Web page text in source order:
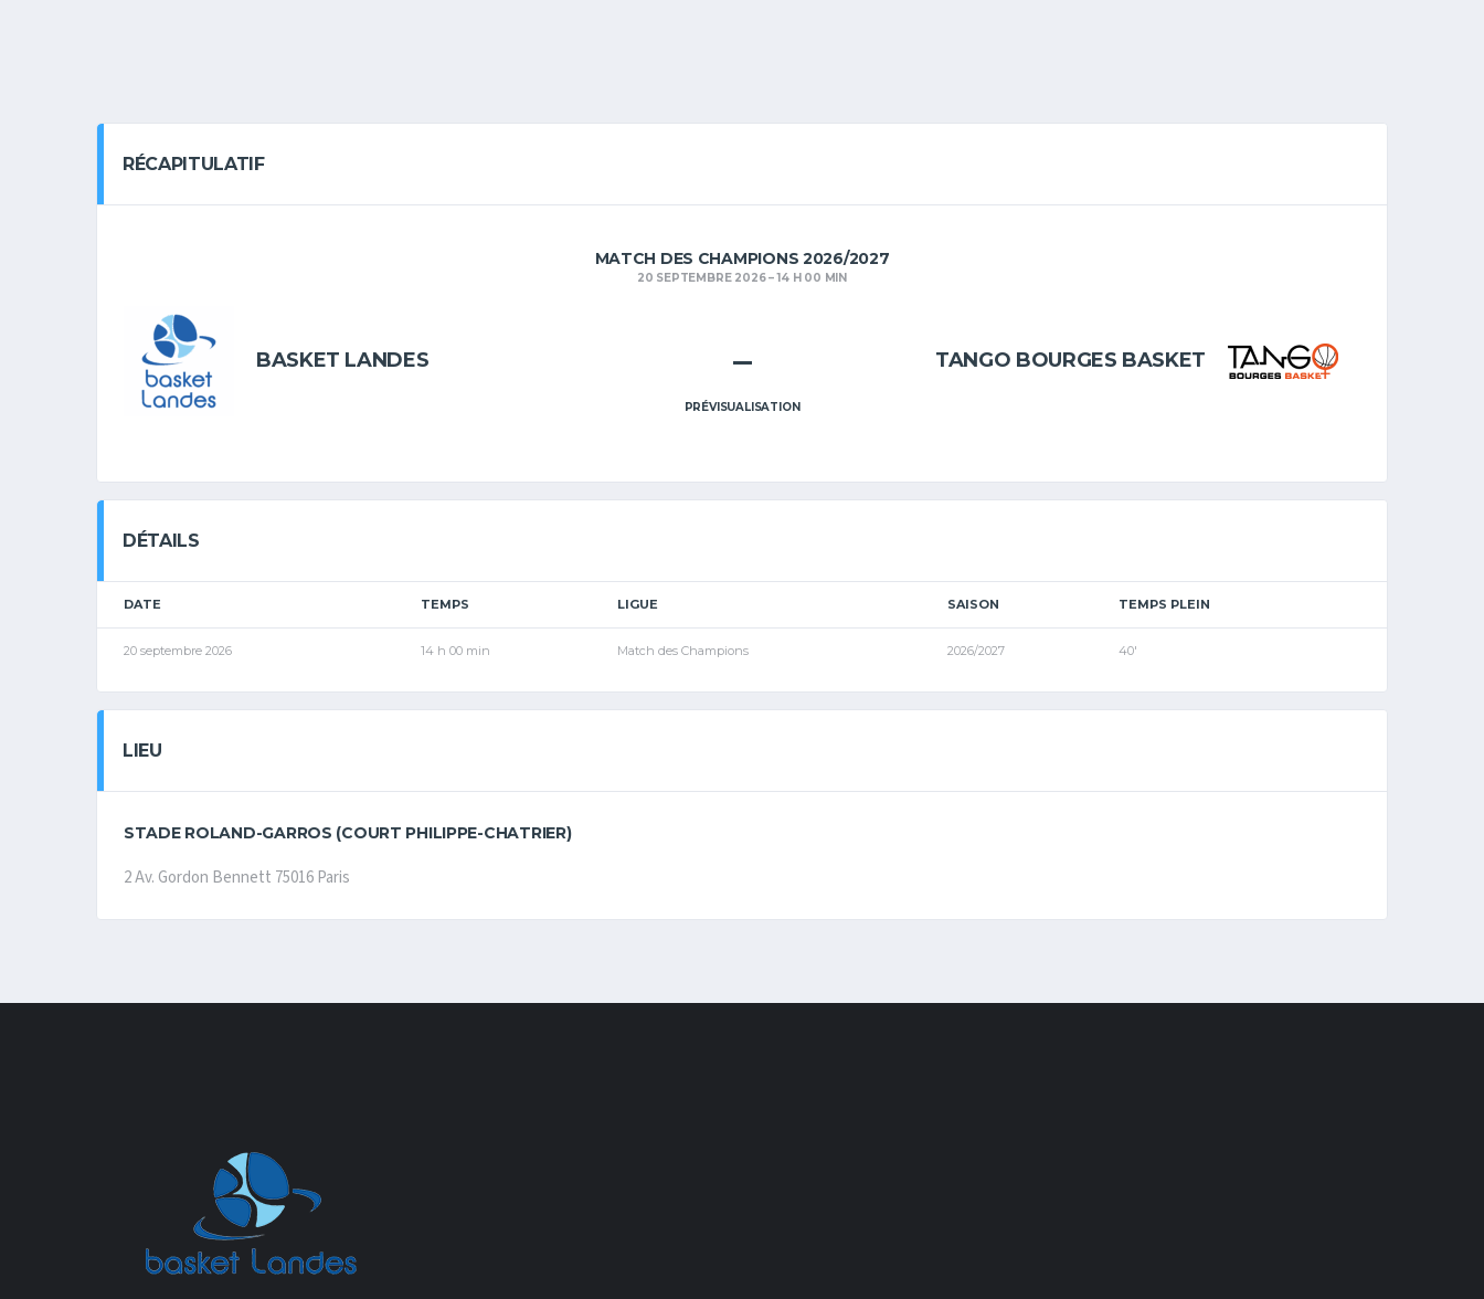
RÉCAPITULATIF
MATCH DES CHAMPIONS 2026/2027
20 SEPTEMBRE 2026 14 H 00 MIN
BASKET LANDES TANGO BOURGES BASKET
–
PRÉVISUALISATION
DÉTAILS
DATE TEMPS LIGUE SAISON TEMPS PLEIN
20 septembre 2026 14 h 00 min Match des Champions 2026/2027 40'
LIEU
STADE ROLAND-GARROS (COURT PHILIPPE-CHATRIER)
2 Av. Gordon Bennett 75016 Paris